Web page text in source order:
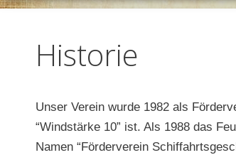
Historie
Unser Verein wurde 1982 als
“Windstärke 10” ist. Als 1988 das
Namen “Förderverein